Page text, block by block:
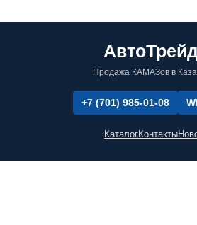
Продажа КАМАЗов в
+7 (701) 985-01-08
КаталогКонтакты